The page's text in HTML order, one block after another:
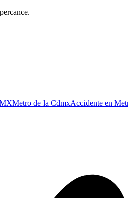
Metro de la CdmxAccidente en